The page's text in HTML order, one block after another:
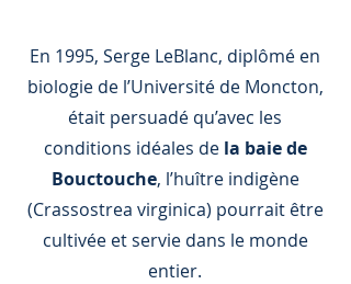
En 1995, Serge LeBlanc, diplômé en
biologie de l’Université de Moncton,
était persuadé qu’avec les
conditions idéales de la baie de
Bouctouche, l’huître indigène
(Crassostrea virginica) pourrait être
cultivée et servie dans le monde
entier.